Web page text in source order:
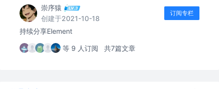
崇序猿
创建于2021-10-18
订阅专栏
持续分享Element
等 9 人订阅 共7篇文章